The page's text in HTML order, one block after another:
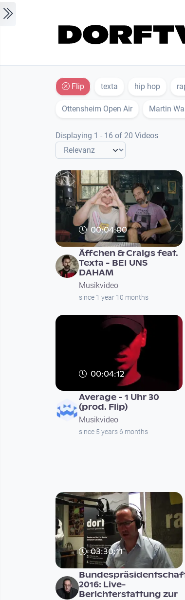
Flip texta hip hop
Ottensheim Open Air Martin
Displaying 1 - 16 of 20 Videos
00:04:00
Äffchen & Craigs feat.
Texta - BEI UNS
DAHAM
Musikvideo
since 1 year 10 months
00:04:12
Average - 1 Uhr 30
(prod. Flip)
Musikvideo
since 5 years 6 months
03:30:11
2016: Live-
Berichterstattung zur